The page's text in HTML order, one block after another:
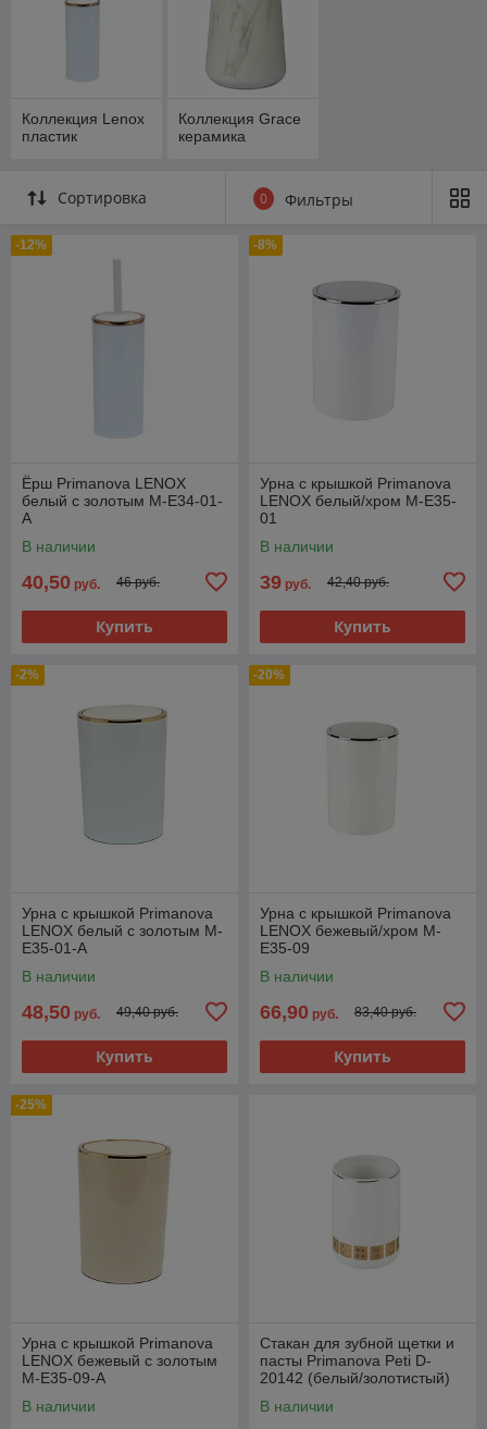
Коллекция Lenox
пластик
Коллекция Grace
керамика
Сортировка 0 Фильтры
-12%
Ёрш Primanova LENOX
белый с золотым M-E34-01-
A
В наличии
40,50 руб. 46 руб.
Купить
-8%
Урна с крышкой Primanova
LENOX белый/хром M-E35-
01
В наличии
39 руб. 42,40 руб.
Купить
-2%
Урна с крышкой Primanova
LENOX белый с золотым M-
E35-01-A
В наличии
48,50 руб. 49,40 руб.
Купить
-20%
Урна с крышкой Primanova
LENOX бежевый/хром M-
E35-09
В наличии
66,90 руб. 83,40 руб.
Купить
-25%
Урна с крышкой Primanova
LENOX бежевый с золотым
M-E35-09-A
В наличии
Стакан для зубной щетки и
пасты Primanova Peti D-
20142 (белый/золотистый)
В наличии